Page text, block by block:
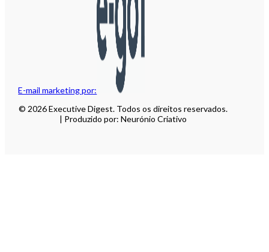
E-mail marketing por:
© 2026 Executive Digest. Todos os direitos reservados.
| Produzido por: Neurónio Criativo